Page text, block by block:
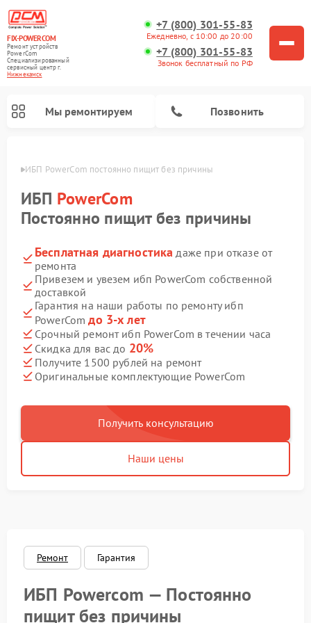
FIX-POWERCOM
Ремонт устройств
PowerCom
Специализированный
cервисный центр г.
Нижнекамск
+7 (800) 301-55-83
Ежедневно, с 10:00 до 20:00
+7 (800) 301-55-83
Звонок бесплатный по РФ
Мы ремонтируем Позвонить
ИБП PowerCom постоянно пищит без причины
ИБП PowerCom
Постоянно пищит без причины
Бесплатная диагностика даже при отказе от
ремонта
Привезем и увезем ибп PowerCom собственной
доставкой
Гарантия на наши работы по ремонту ибп
PowerComдо 3-х лет
Срочный ремонт ибп PowerCom в течении часа
Скидка для вас до 20%
Получите 1500 рублей на ремонт
Оригинальные комплектующие PowerCom
Получить консультацию
Наши цены
Ремонт Гарантия
ИБП Powercom — Постоянно
пищит без причины